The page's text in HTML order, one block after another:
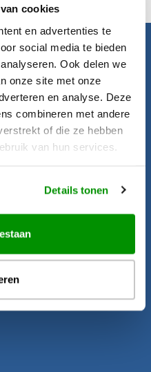
cookies
en advertenties te
social media te bieden
Ook delen we
onze site met onze
en analyse. Deze
combineren met andere
of die ze hebben
van hun services.
Details tonen